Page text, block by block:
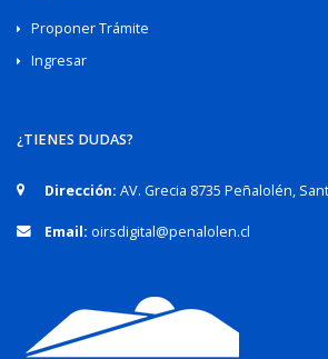
Proponer Trámite
Ingresar
¿TIENES DUDAS?
Dirección: AV. Grecia 8735 Peñalolén,
Email: oirsdigital@penalolen.cl